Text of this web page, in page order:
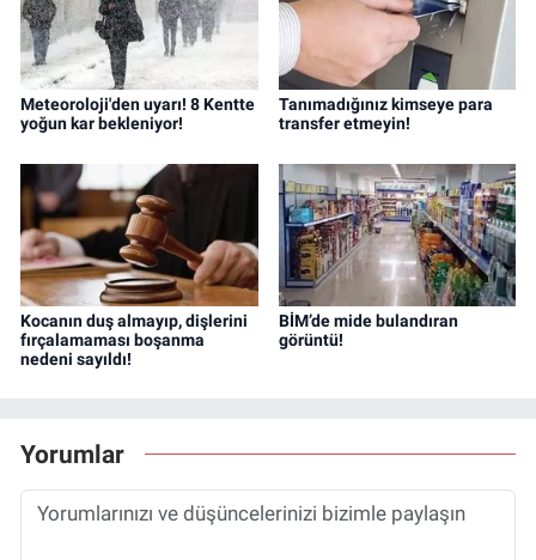
Meteoroloji'den uyarı! 8 Kentte
yoğun kar bekleniyor!
Tanımadığınız kimseye para
transfer etmeyin!
Kocanın duş almayıp, dişlerini
fırçalamaması boşanma
nedeni sayıldı!
BİM’de mide bulandıran
görüntü!
Yorumlar